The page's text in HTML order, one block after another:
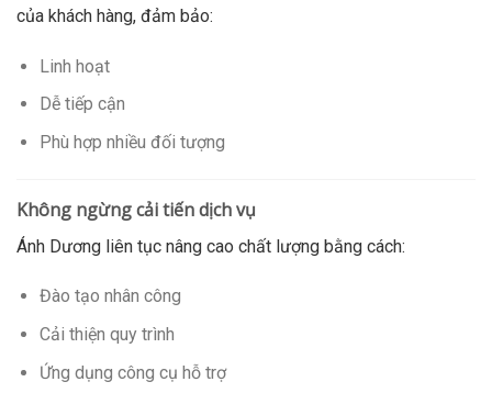
của khách hàng, đảm bảo:
Linh hoạt
Dễ tiếp cận
Phù hợp nhiều đối tượng
Không ngừng cải tiến dịch vụ
Ánh Dương liên tục nâng cao chất lượng bằng cách:
Đào tạo nhân công
Cải thiện quy trình
Ứng dụng công cụ hỗ trợ